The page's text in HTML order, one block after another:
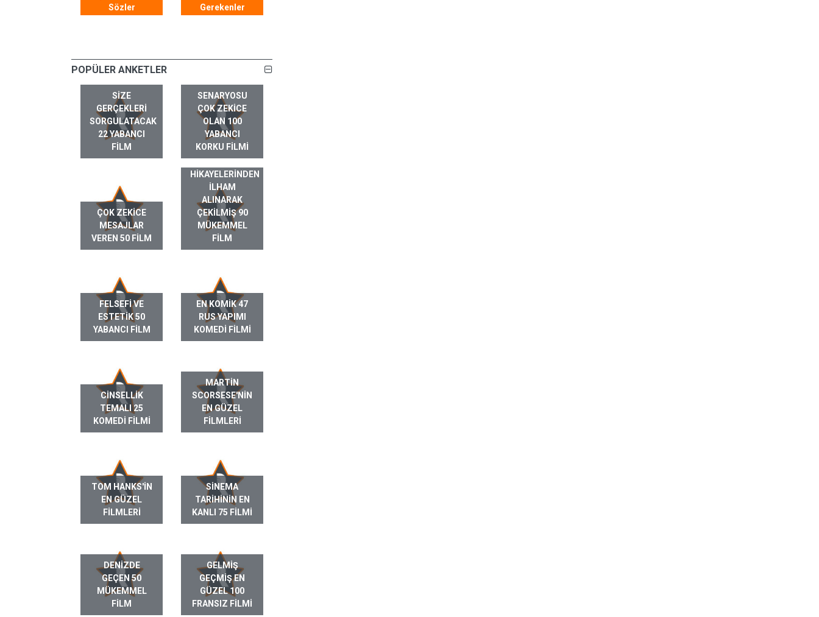
Sözler
Gerekenler
POPÜLER ANKETLER
SIZE
GERÇEKLERI
SORGULATACAK
22 YABANCI
FILM
SENARYOSU
ÇOK ZEKICE
OLAN 100
YABANCI
KORKU FILMI
ÇOK ZEKICE
MESAJLAR
VEREN 50 FILM
GERÇEK HAYAT
HIKAYELERINDEN
ILHAM
ALINARAK
ÇEKILMIŞ 90
MÜKEMMEL
FILM
FELSEFI VE
ESTETIK 50
YABANCI FILM
EN KOMIK 47
RUS YAPIMI
KOMEDI FILMI
CINSELLIK
TEMALI 25
KOMEDI FILMI
MARTIN
SCORSESE'NIN
EN GÜZEL
FILMLERI
TOM HANKS'IN
EN GÜZEL
FILMLERI
SINEMA
TARIHININ EN
KANLI 75 FILMI
DENIZDE
GEÇEN 50
MÜKEMMEL
FILM
GELMIŞ
GEÇMIŞ EN
GÜZEL 100
FRANSIZ FILMI